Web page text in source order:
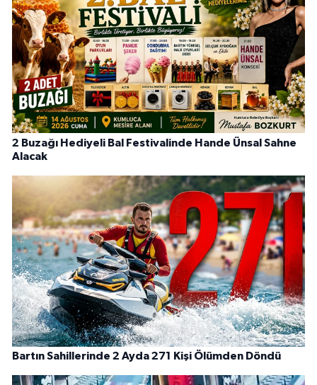
2 Buzağı Hediyeli Bal Festivalinde Hande Ünsal Sahne
Alacak
Bartın Sahillerinde 2 Ayda 271 Kişi Ölümden Döndü